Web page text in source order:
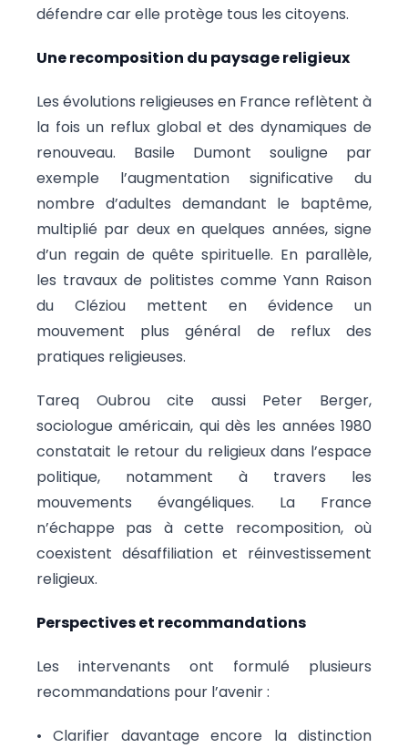
défendre car elle protège tous les citoyens.
Une recomposition du paysage religieux
Les évolutions religieuses en France reflètent à
la fois un reflux global et des dynamiques de
renouveau. Basile Dumont souligne par
exemple l’augmentation significative du
nombre d’adultes demandant le baptême,
multiplié par deux en quelques années, signe
d’un regain de quête spirituelle. En parallèle,
les travaux de politistes comme Yann Raison
du Cléziou mettent en évidence un
mouvement plus général de reflux des
pratiques religieuses.
Tareq Oubrou cite aussi Peter Berger,
sociologue américain, qui dès les années 1980
constatait le retour du religieux dans l’espace
politique, notamment à travers les
mouvements évangéliques. La France
n’échappe pas à cette recomposition, où
coexistent désaffiliation et réinvestissement
religieux.
Perspectives et recommandations
Les intervenants ont formulé plusieurs
recommandations pour l’avenir :
• Clarifier davantage encore la distinction